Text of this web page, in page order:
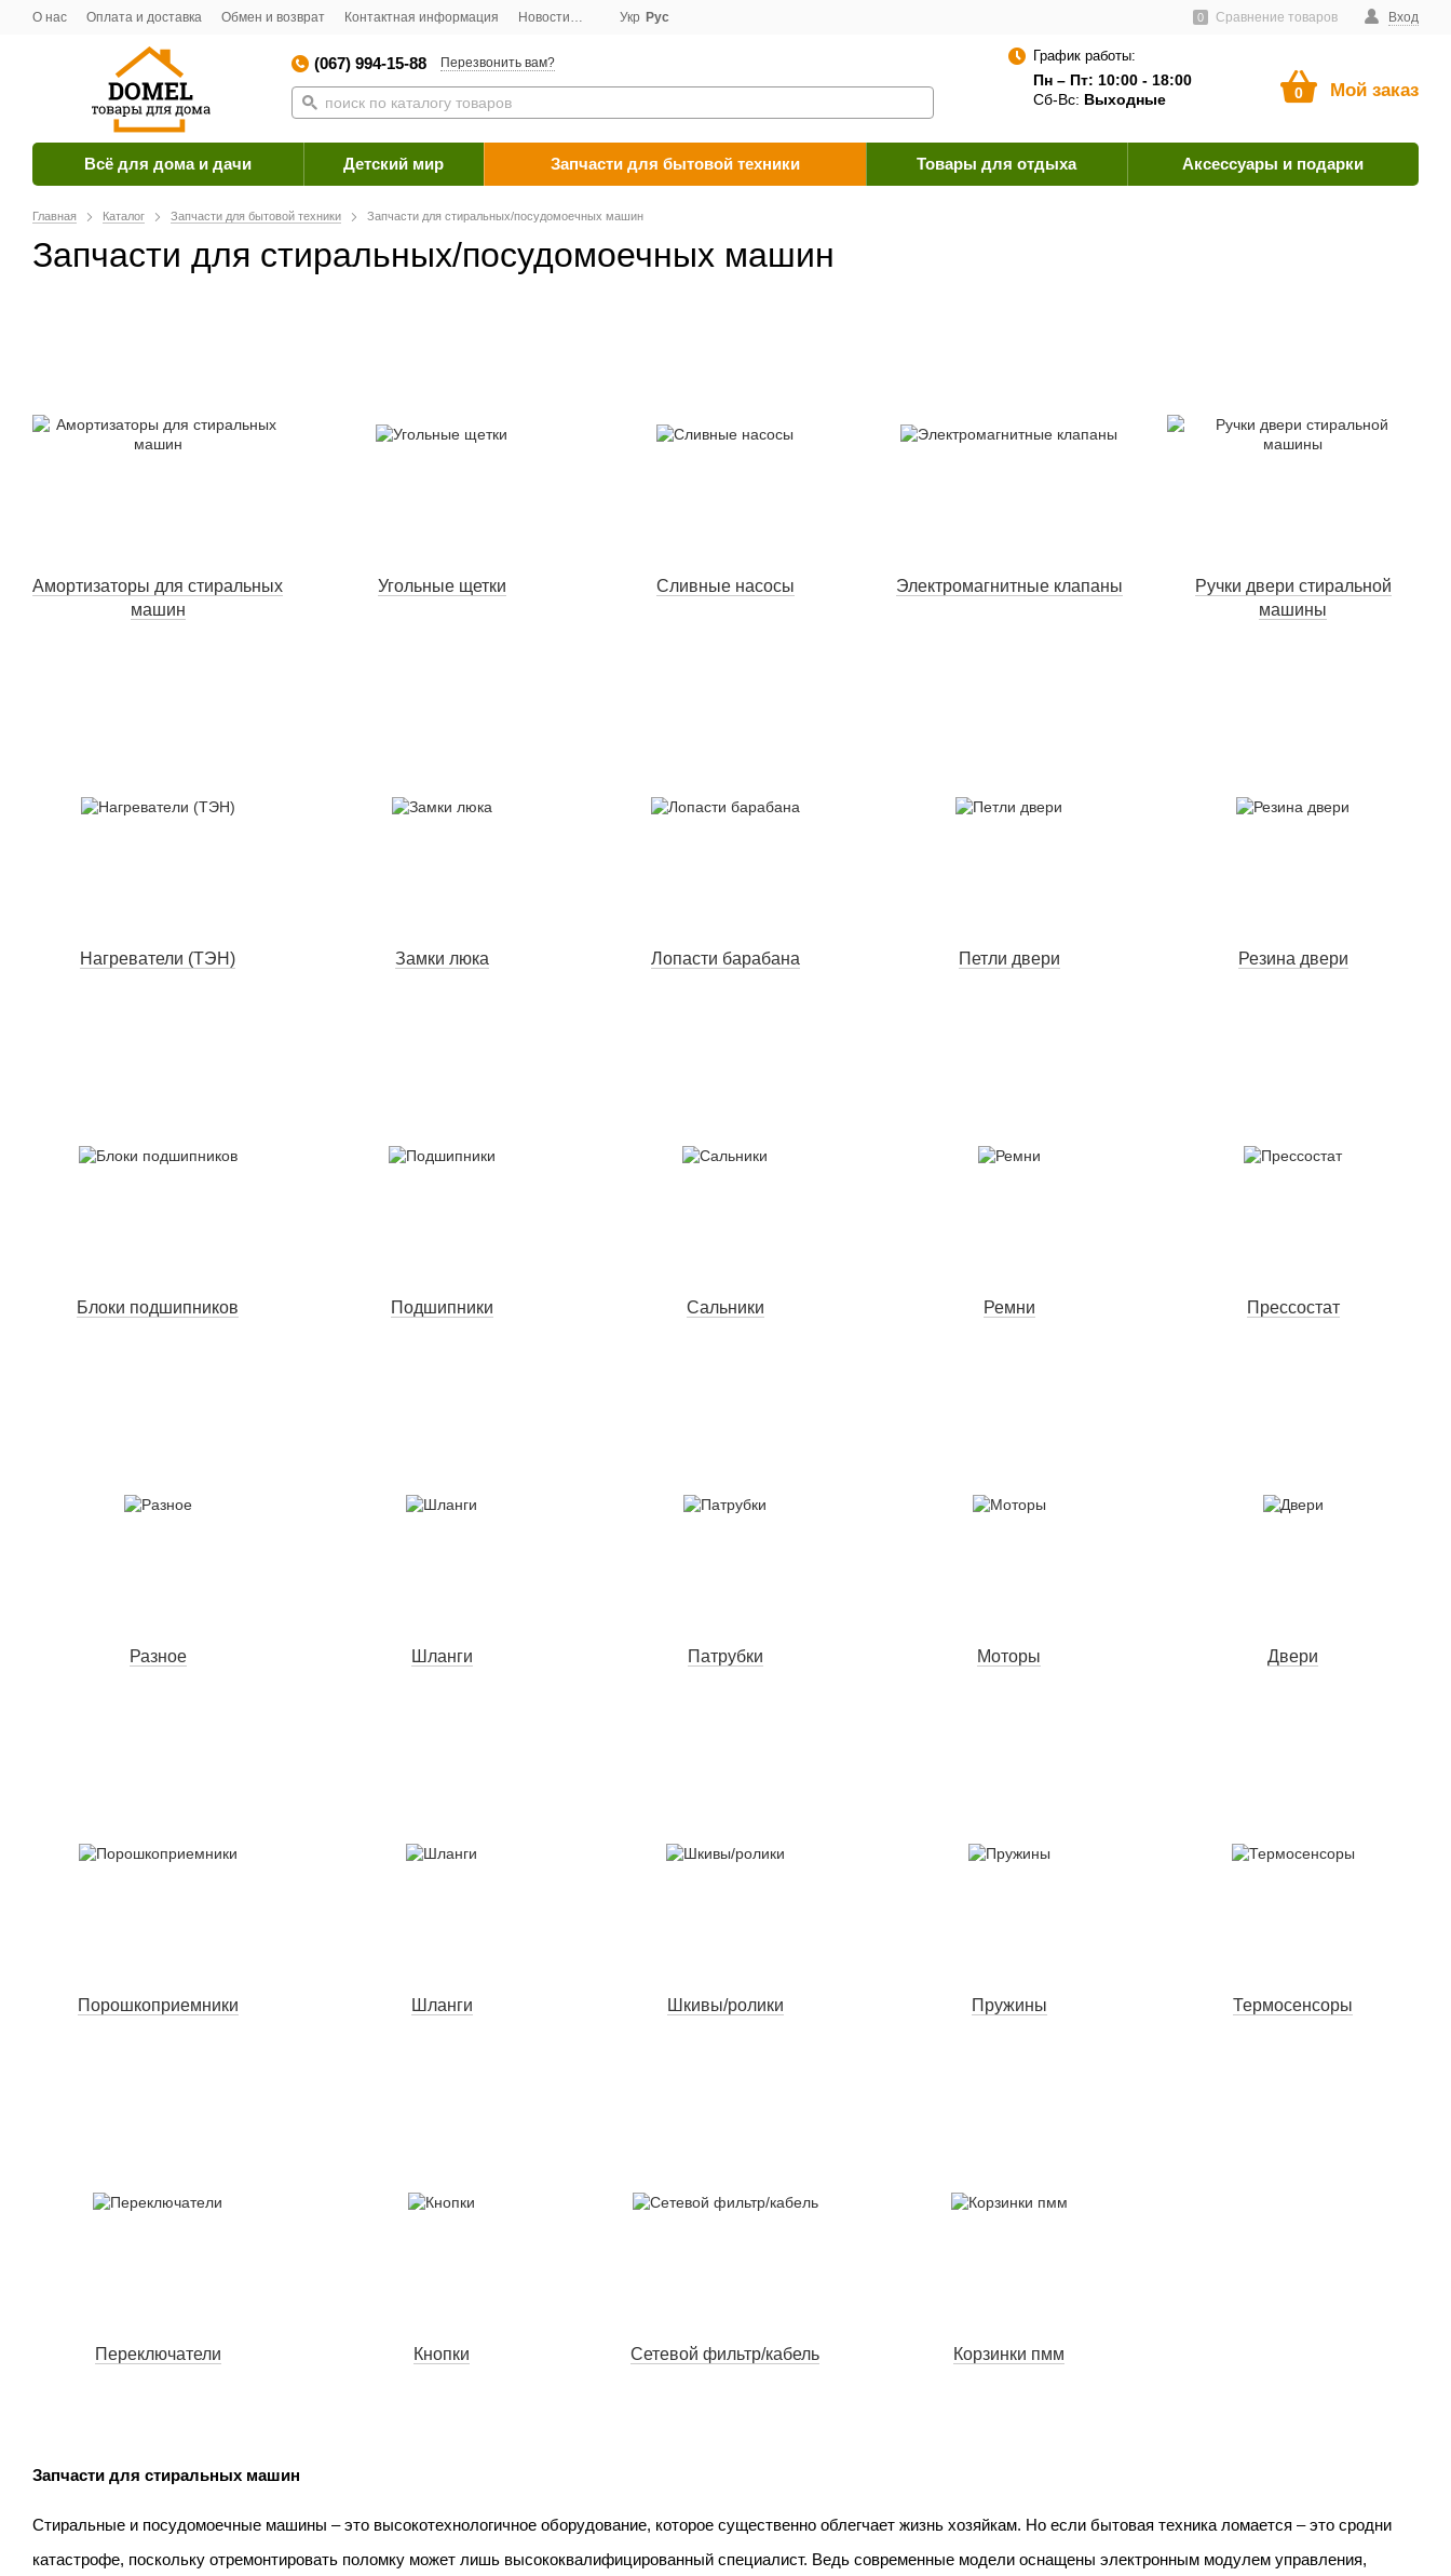
О нас Оплата и доставка Обмен и возврат Контактная информация Новости Договор публичной оферты Пользовательское соглашение Как оплатить? Вход
0 Сравнение товаров
Укр Рус
(067) 994-15-88 Перезвонить вам? График работы:
Пн – Пт: 10:00 - 18:00
Сб-Вс: Выходные 0 Мой заказ
Всё для дома и дачи Детский мир Запчасти для бытовой техники Товары для отдыха Аксессуары и подарки
Главная Каталог Запчасти для бытовой техники Запчасти для стиральных/посудомоечных машин
Запчасти для стиральных/посудомоечных машин
Запчасти для стиральных машин
Стиральные и посудомоечные машины – это высокотехнологичное оборудование, которое существенно облегчает жизнь хозяйкам. Но если бытовая техника ломается – это сродни
катастрофе, поскольку отремонтировать поломку может лишь высококвалифицированный специалист. Ведь современные модели оснащены электронным модулем управления,
Амортизаторы для стиральных
машин
Угольные щетки Сливные насосы Электромагнитные клапаны
Ручки двери стиральной
машины
Нагреватели (ТЭН) Замки люка Лопасти барабана Петли двери Резина двери
Блоки подшипников Подшипники Сальники Ремни Прессостат
Разное Шланги Патрубки Моторы Двери
Порошкоприемники Шланги Шкивы/ролики Пружины Термосенсоры
Переключатели Кнопки Сетевой фильтр/кабель Корзинки пмм